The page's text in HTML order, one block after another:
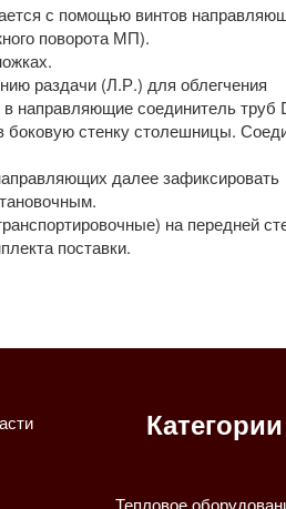
с помощью винтов
поворота МП).
раздачи (Л.Р.) для облегчения
направляющие соединитель труб
боковую стенку столешницы.
далее зафиксировать
на передней
поставки.
Категории
Тепловое